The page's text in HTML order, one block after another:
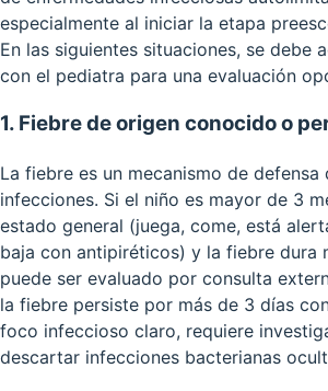
especialmente al iniciar la etapa
En las siguientes situaciones, se debe
con el pediatra para una evaluación
1. Fiebre de origen conocido o
La fiebre es un mecanismo de
infecciones. Si el niño es mayor de 3
estado general (juega, come, está
baja con antipiréticos) y la fiebre dura
puede ser evaluado por consulta
la fiebre persiste por más de 3 días
foco infeccioso claro, requiere
descartar infecciones bacterianas